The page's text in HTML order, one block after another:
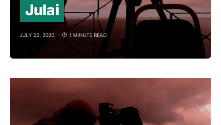
Julai
JULY 22, 2020 1 MINUTE READ